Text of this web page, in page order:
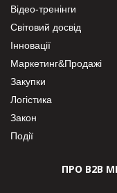
Відео-тренінги
Світовий досвід
Інновації
Маркетинг&Продажі
Закупки
Логістика
Закон
Події
ПРО В2В